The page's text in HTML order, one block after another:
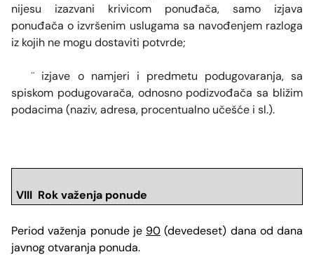
nijesu izazvani krivicom ponuđača, samo izjava
ponuđača o izvršenim uslugama sa navođenjem razloga
iz kojih ne mogu dostaviti potvrde;
¨
izjave o namjeri i predmetu podugovaranja, sa
spiskom podugovarača, odnosno podizvođača sa bližim
podacima (naziv, adresa, procentualno učešće i sl.).
VIII Rok važenja ponude
Period važenja ponude je 90 (devedeset) dana od dana
javnog otvaranja ponuda.